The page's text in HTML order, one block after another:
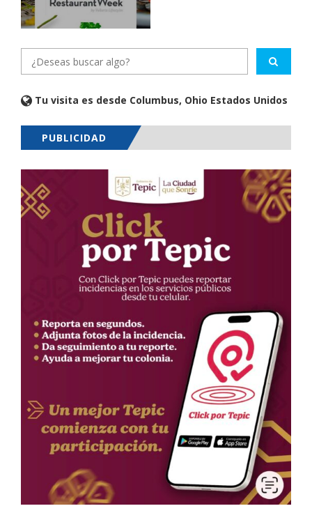
Tu visita es desde Columbus, Ohio Estados Unidos
PUBLICIDAD